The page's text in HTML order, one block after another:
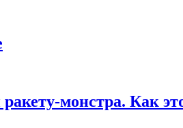
монстра. Как